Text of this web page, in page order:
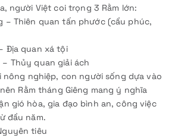
người Việt coi trọng 3 Rằm lớn:
– Thiên quan tấn phước (cầu phúc,
Địa quan xá tội
– Thủy quan giải ách
nghiệp, con người sống dựa vào
Rằm tháng Giêng mang ý nghĩa
gió hòa, gia đạo bình an, công việc
đầu năm.
tiêu